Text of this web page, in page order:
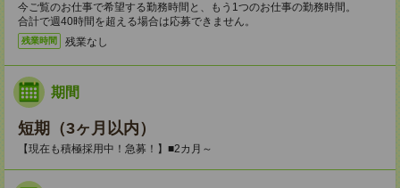
今ご覧のお仕事で希望する勤務時間と、もう1つのお仕事の勤務時間。
合計で週40時間を超える場合は応募できません。
残業時間 残業なし
期間
短期（3ヶ月以内）
【現在も積極採用中！急募！】■2カ月～